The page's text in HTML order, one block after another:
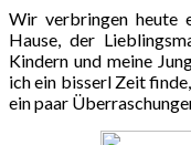
Wir verbringen heute
Hause, der
Kindern und meine
ich ein bisserl Zeit
ein paar